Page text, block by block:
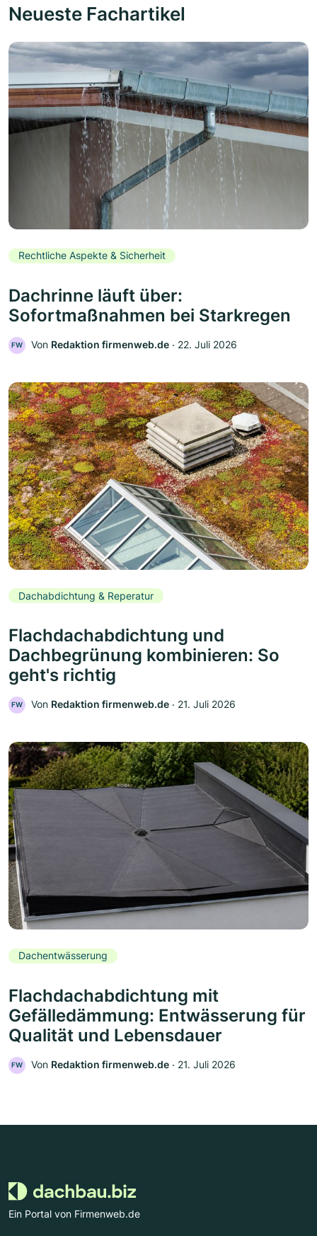
Neueste Fachartikel
Rechtliche Aspekte & Sicherheit
Dachrinne läuft über:
Sofortmaßnahmen bei Starkregen
FW Von Redaktion firmenweb.de ‧ 22. Juli 2026
Dachabdichtung & Reperatur
Flachdachabdichtung und
Dachbegrünung kombinieren: So
geht's richtig
FW Von Redaktion firmenweb.de ‧ 21. Juli 2026
Dachentwässerung
Flachdachabdichtung mit
Gefälledämmung: Entwässerung für
Qualität und Lebensdauer
FW Von Redaktion firmenweb.de ‧ 21. Juli 2026
Ein Portal von Firmenweb.de